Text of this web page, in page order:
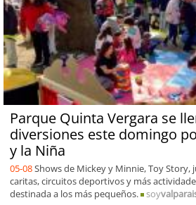
Parque Quinta Vergara se
diversiones este domingo
y la Niña
05-08Shows de Mickey y Minnie, Toy Story,
caritas, circuitos deportivos y más
destinada a los más pequeños.
soy